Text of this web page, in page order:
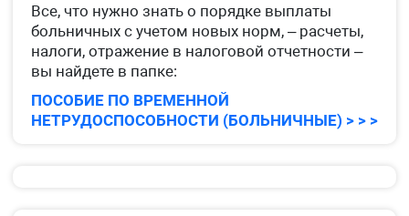
Все, что нужно знать о порядке выплаты
больничных с учетом новых норм, – расчеты,
налоги, отражение в налоговой отчетности –
вы найдете в папке:
ПОСОБИЕ ПО ВРЕМЕННОЙ
НЕТРУДОСПОСОБНОСТИ (БОЛЬНИЧНЫЕ) > > >